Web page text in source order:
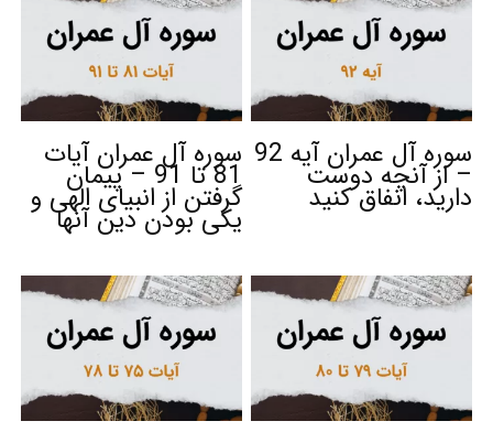
سوره آل عمران آیه 92
– از آنچه دوست
دارید، انفاق کنید
سوره آل عمران آیات
81 تا 91 – پیمان
گرفتن از انبیای الهی و
یکی بودن دین آنها